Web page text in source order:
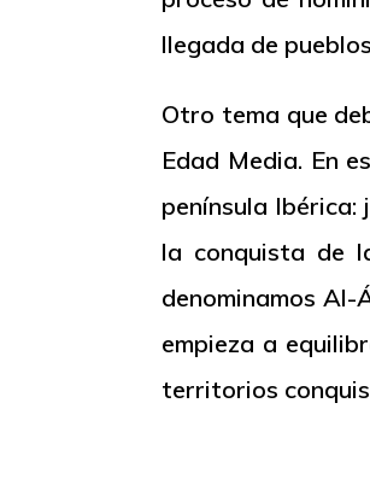
llegada de
Otro tema que
Edad Media. En
península Ibérica:
la conquista de
denominamos Al-
empieza a
territorios